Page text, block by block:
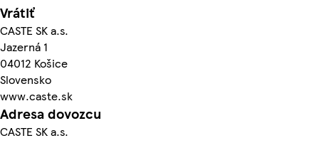
Vrátiť
CASTE SK a.s.
Jazerná 1
04012 Košice
Slovensko
www.caste.sk
Adresa dovozcu
CASTE SK a.s.